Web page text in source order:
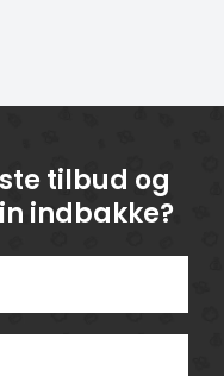
tilbud og
indbakke?